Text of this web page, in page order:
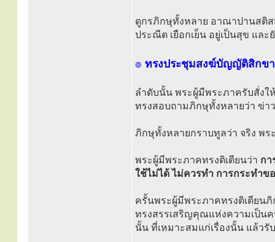
ดูกรภิกษุทั้งหลาย อาณาปานสติ
ประณีต เยือกเย็น อยู่เป็นสุข แล
๏ ทรงประชุมสงฆ์บัญญัติสิกข
ลำดับนั้น พระผู้มีพระภาครับสั่งใ
ทรงสอบถามภิกษุทั้งหลายว่า ข่า
ภิกษุทั้งหลายกราบทูลว่า จริง พร
พระผู้มีพระภาคทรงติเตียนว่า กา
ใช้ไม่ได้ ไม่ควรทำ การกระทำข
ครั้นพระผู้มีพระภาคทรงติเตียนภิ
ทรงสรรเสริญคุณแห่งความเป็นค
นั้น ที่เหมาะสมแก่เรื่องนั้น แล้วรั